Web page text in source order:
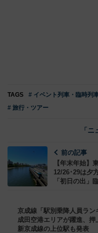
TAGS # イベント列車・臨時列
# 旅行・ツアー
「
前の記事
【年末年始】
12/26･29は夕
「初日の出」
京成線「駅別乗降人員ラン
成田空港エリアが躍進、
新京成線の上位駅も発表